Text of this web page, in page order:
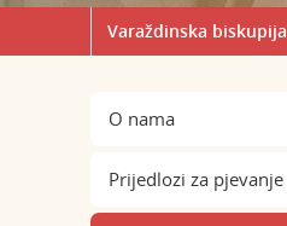
Varaždinska biskupija
O nama
Prijedlozi za pjevanje